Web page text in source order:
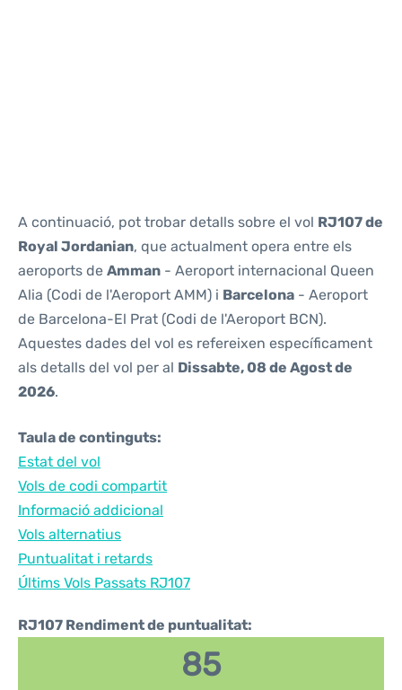
A continuació, pot trobar detalls sobre el vol RJ107 de
Royal Jordanian, que actualment opera entre els
aeroports de Amman - Aeroport internacional Queen
Alia (Codi de l'Aeroport AMM) i Barcelona - Aeroport
de Barcelona-El Prat (Codi de l'Aeroport BCN).
Aquestes dades del vol es refereixen específicament
als detalls del vol per al Dissabte, 08 de Agost de
2026.
Taula de continguts:
Estat del vol
Vols de codi compartit
Informació addicional
Vols alternatius
Puntualitat i retards
Últims Vols Passats RJ107
RJ107 Rendiment de puntualitat:
85